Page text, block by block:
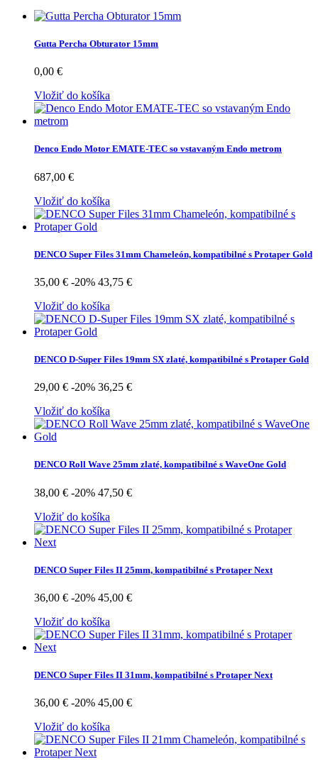
Gutta Percha Obturator 15mm
0,00 €
Vložiť do košíka
Denco Endo Motor EMATE-TEC so vstavaným Endo metrom
687,00 €
Vložiť do košíka
DENCO Super Files 31mm Chameleón, kompatibilné s Protaper Gold
35,00 € -20% 43,75 €
Vložiť do košíka
DENCO D-Super Files 19mm SX zlaté, kompatibilné s Protaper Gold
29,00 € -20% 36,25 €
Vložiť do košíka
DENCO Roll Wave 25mm zlaté, kompatibilné s WaveOne Gold
38,00 € -20% 47,50 €
Vložiť do košíka
DENCO Super Files II 25mm, kompatibilné s Protaper Next
36,00 € -20% 45,00 €
Vložiť do košíka
DENCO Super Files II 31mm, kompatibilné s Protaper Next
36,00 € -20% 45,00 €
Vložiť do košíka